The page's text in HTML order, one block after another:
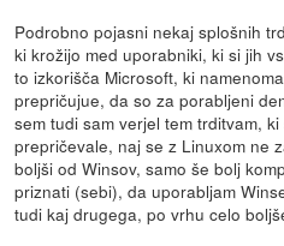
Podrobno pojasni nekaj splošnih
ki krožijo med uporabniki, ki si jih
to izkorišča Microsoft, ki
prepričujue, da so za porabljeni
sem tudi sam verjel tem trditvam,
prepričevale, naj se z Linuxom ne
boljši od Winsov, samo še bolj
priznati (sebi), da uporabljam
tudi kaj drugega, po vrhu celo